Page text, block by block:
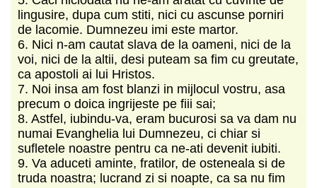
lingusire, dupa cum stiti, nici cu ascunse porniri
de lacomie. Dumnezeu imi este martor.
6. Nici n-am cautat slava de la oameni, nici de la
voi, nici de la altii, desi puteam sa fim cu greutate,
ca apostoli ai lui Hristos.
7. Noi insa am fost blanzi in mijlocul vostru, asa
precum o doica ingrijeste pe fiii sai;
8. Astfel, iubindu-va, eram bucurosi sa va dam nu
numai Evanghelia lui Dumnezeu, ci chiar si
sufletele noastre pentru ca ne-ati devenit iubiti.
9. Va aduceti aminte, fratilor, de osteneala si de
truda noastra; lucrand zi si noapte, ca sa nu fim